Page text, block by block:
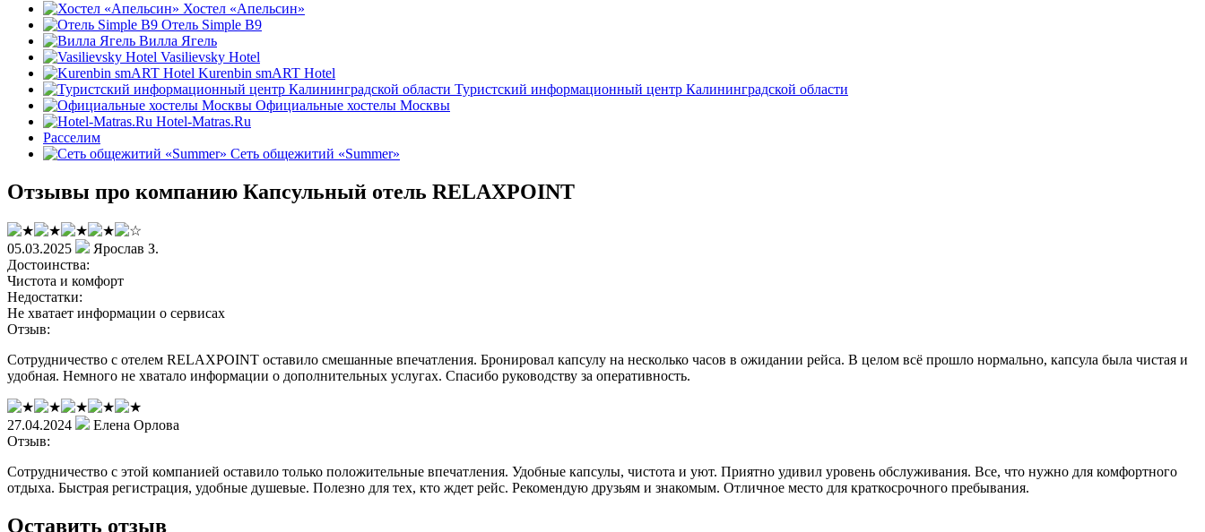
Хостел «Апельсин»
Отель Simple B9
Вилла Ягель
Vasilievsky Hotel
Kurenbin smART Hotel
Туристский информационный центр Калининградской области
Официальные хостелы Москвы
Hotel-Matras.Ru
Расселим
Сеть общежитий «Summer»
Отзывы про компанию Капсульный отель RELAXPOINT
05.03.2025
Ярослав З.
Достоинства:
Чистота и комфорт
Недостатки:
Не хватает информации о сервисах
Отзыв:
Сотрудничество с отелем RELAXPOINT оставило смешанные впечатления. Бронировал капсулу на несколько часов в ожидании рейса. В целом всё прошло нормально, капсула была чистая и
удобная. Немного не хватало информации о дополнительных услугах. Спасибо руководству за оперативность.
27.04.2024
Елена Орлова
Отзыв:
Сотрудничество с этой компанией оставило только положительные впечатления. Удобные капсулы, чистота и уют. Приятно удивил уровень обслуживания. Все, что нужно для комфортного
отдыха. Быстрая регистрация, удобные душевые. Полезно для тех, кто ждет рейс. Рекомендую друзьям и знакомым. Отличное место для краткосрочного пребывания.
Оставить отзыв